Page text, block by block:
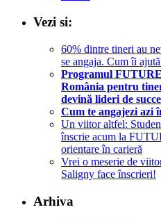
Vezi si:
60% dintre tineri au
se angaja. Cum îi
Programul FUTURE
România pentru
devină lideri de
Cum te angajezi azi
Un viitor altfel:
înscrie acum la
orientare în carieră
Vrei o meserie de
Saligny face înscrieri!
Arhiva